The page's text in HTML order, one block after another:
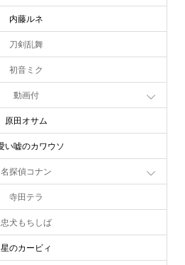
内藤ルネ
刀剣乱舞
初音ミク
動画付
原田オサム
い嘘のカワウソ
名探偵コナン
寺田テラ
忠犬もちしば
星のカービィ